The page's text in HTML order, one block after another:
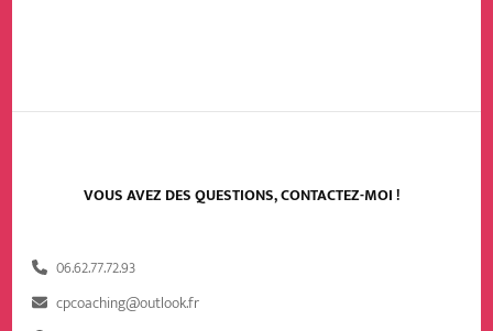
VOUS AVEZ DES QUESTIONS, CONTACTEZ-MOI !
06.62.77.72.93
cpcoaching@outlook.fr